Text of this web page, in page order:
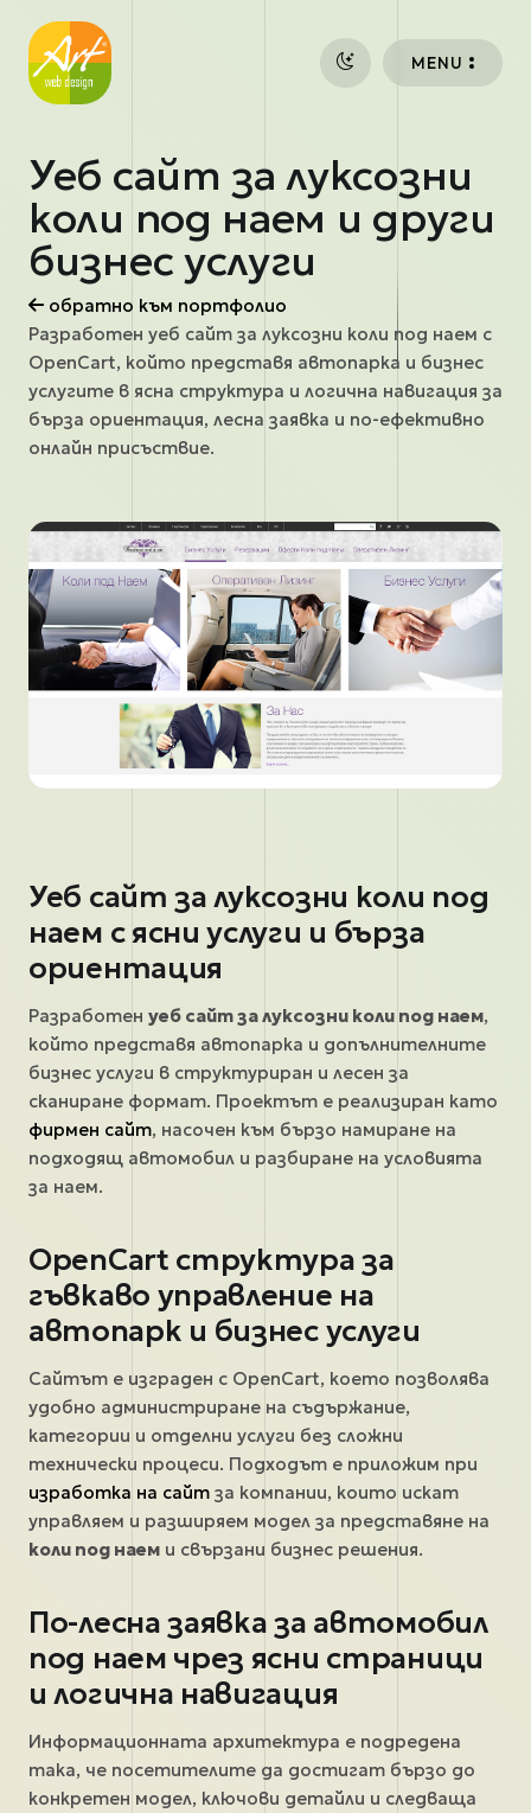
MENU
Уеб сайт за луксозни
коли под наем и други
бизнес услуги
обратно към портфолио
Разработен уеб сайт за луксозни коли под наем с
OpenCart, който представя автопарка и бизнес
услугите в ясна структура и логична навигация за
бърза ориентация, лесна заявка и по-ефективно
онлайн присъствие.
Уеб сайт за луксозни коли под
наем с ясни услуги и бърза
ориентация
Разработен уеб сайт за луксозни коли под наем,
който представя автопарка и допълнителните
бизнес услуги в структуриран и лесен за
сканиране формат. Проектът е реализиран като
фирмен сайт, насочен към бързо намиране на
подходящ автомобил и разбиране на условията
за наем.
OpenCart структура за
гъвкаво управление на
автопарк и бизнес услуги
Сайтът е изграден с OpenCart, което позволява
удобно администриране на съдържание,
категории и отделни услуги без сложни
технически процеси. Подходът е приложим при
изработка на сайт за компании, които искат
управляем и разширяем модел за представяне на
коли под наем и свързани бизнес решения.
По-лесна заявка за автомобил
под наем чрез ясни страници
и логична навигация
Информационната архитектура е подредена
така, че посетителите да достигат бързо до
конкретен модел, ключови детайли и следваща